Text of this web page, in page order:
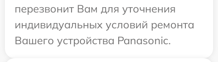
перезвонит Вам для уточнения
индивидуальных условий ремонта
Вашего устройства Panasonic.